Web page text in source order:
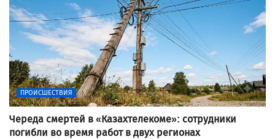
ПРОИСШЕСТВИЯ
Череда смертей в «Казахтелекоме»: сотрудники
погибли во время работ в двух регионах